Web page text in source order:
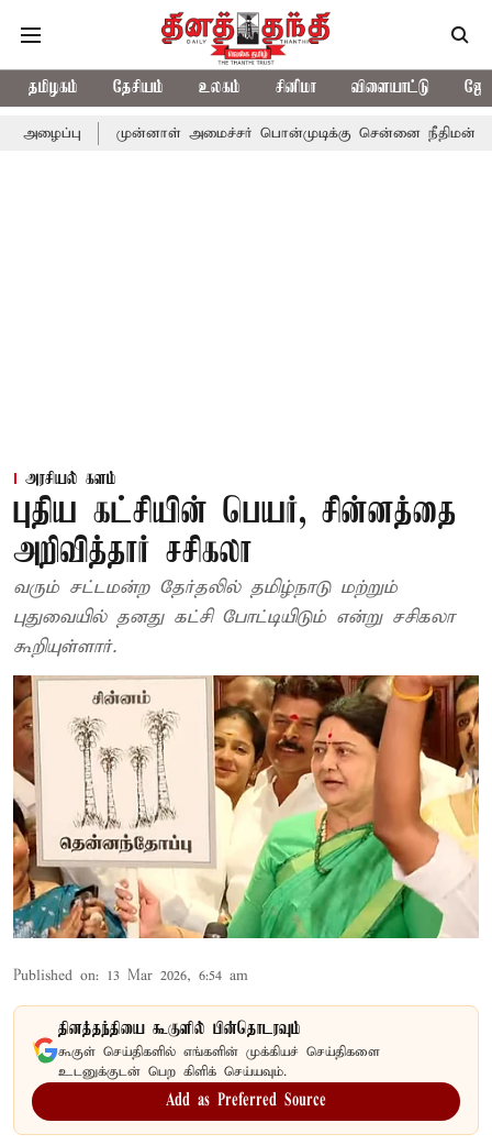
தமிழகம் தேசியம் உலகம் சினிமா விளையாட்டு
முன்னாள் அமைச்சர் பொன்முடிக்கு சென்னை நீதிமன்றம்
அரசியல் களம்
புதிய கட்சியின் பெயர், சின்னத்தை
அறிவித்தார் சசிகலா
வரும் சட்டமன்ற தேர்தலில் தமிழ்நாடு மற்றும்
புதுவையில் தனது கட்சி போட்டியிடும் என்று சசிகலா
கூறியுள்ளார்.
Published on: 13 Mar 2026, 6:54 am
தினத்தந்தியை கூகுளில் பின்தொடரவும்
கூகுள் செய்திகளில் எங்களின் முக்கியச் செய்திகளை
உடனுக்குடன் பெற கிளிக் செய்யவும்.
Add as Preferred Source